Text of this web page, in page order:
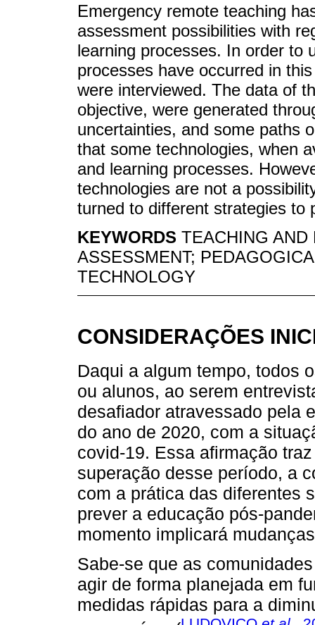
Emergency remote teaching
assessment possibilities with
learning processes. In order to
processes have occurred in
were interviewed. The data of
objective, were generated
uncertainties, and some paths
that some technologies, when
and learning processes.
technologies are not a
turned to different strategies to
KEYWORDS TEACHING AND
ASSESSMENT;
TECHNOLOGY
CONSIDERAÇÕES
Daqui a algum tempo, todos
ou alunos, ao serem
desafiador atravessado pela
do ano de 2020, com a
covid-19. Essa afirmação
superação desse período, a
com a prática das diferentes
prever a educação pós-
momento implicará
Sabe-se que as
agir de forma planejada em
medidas rápidas para a